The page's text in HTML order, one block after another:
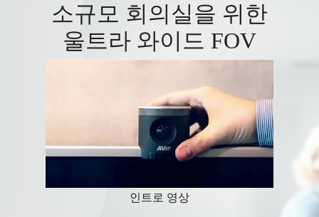
소규모 회의실을 위한
울트라 와이드 FOV
인트로 영상